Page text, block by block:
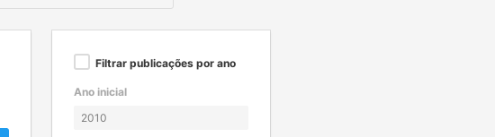
Filtrar publicações por ano
Ano inicial